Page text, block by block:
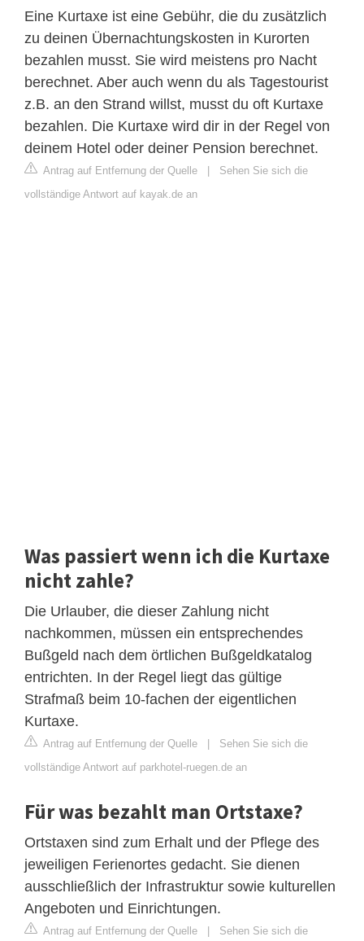
Eine Kurtaxe ist eine Gebühr, die du zusätzlich
zu deinen Übernachtungskosten in Kurorten
bezahlen musst. Sie wird meistens pro Nacht
berechnet. Aber auch wenn du als Tagestourist
z.B. an den Strand willst, musst du oft Kurtaxe
bezahlen. Die Kurtaxe wird dir in der Regel von
deinem Hotel oder deiner Pension berechnet.
Antrag auf Entfernung der Quelle
Sehen Sie sich die
vollständige Antwort auf kayak.de an
Was passiert wenn ich die Kurtaxe
nicht zahle?
Die Urlauber, die dieser Zahlung nicht
nachkommen, müssen ein entsprechendes
Bußgeld nach dem örtlichen Bußgeldkatalog
entrichten. In der Regel liegt das gültige
Strafmaß beim 10-fachen der eigentlichen
Kurtaxe.
Antrag auf Entfernung der Quelle
Sehen Sie sich die
vollständige Antwort auf parkhotel-ruegen.de an
Für was bezahlt man Ortstaxe?
Ortstaxen sind zum Erhalt und der Pflege des
jeweiligen Ferienortes gedacht. Sie dienen
ausschließlich der Infrastruktur sowie kulturellen
Angeboten und Einrichtungen.
Antrag auf Entfernung der Quelle
Sehen Sie sich die